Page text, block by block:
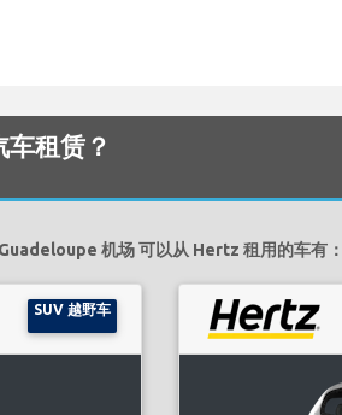
租赁？
机场 可以从 Hertz 租用的车有：
SUV 越野车